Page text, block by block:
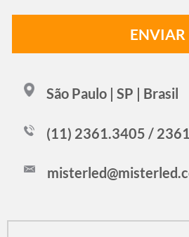
São Paulo | SP | Brasil
(11) 2361.3405 /